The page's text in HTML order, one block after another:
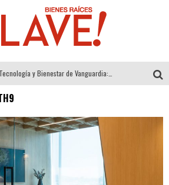
Alexandra Bedoya – La Constancia detrás de La Paletería